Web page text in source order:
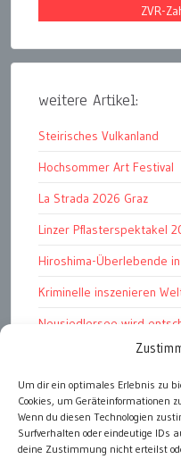
Um dir ein optimales Erlebnis zu
Cookies, um Geräteinformationen
Wenn du diesen Technologien
Surfverhalten oder eindeutige IDs
deine Zustimmung nicht erteilst
ZVR-
weitere Artikel:
Steirisches Vulkanland
Hochsommer Art Festival
La Strada 2026 Graz
Linzer Pflasterspektakel
Hiroshima-Überlebende
Kriminelle inszenieren
Neusiedlersee wird
TKG wünscht
Fußball WM 2026:
Die Wichtigen